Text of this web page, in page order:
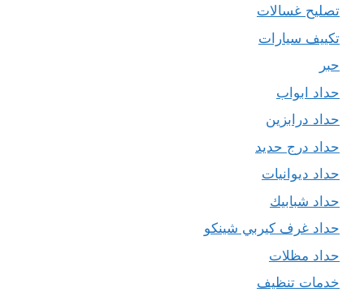
تصليح غسالات
تكييف سيارات
حبر
حداد ابواب
حداد درابزين
حداد درج حديد
حداد ديوانيات
حداد شبابيك
حداد غرف كيربي شينكو
حداد مظلات
خدمات تنظيف